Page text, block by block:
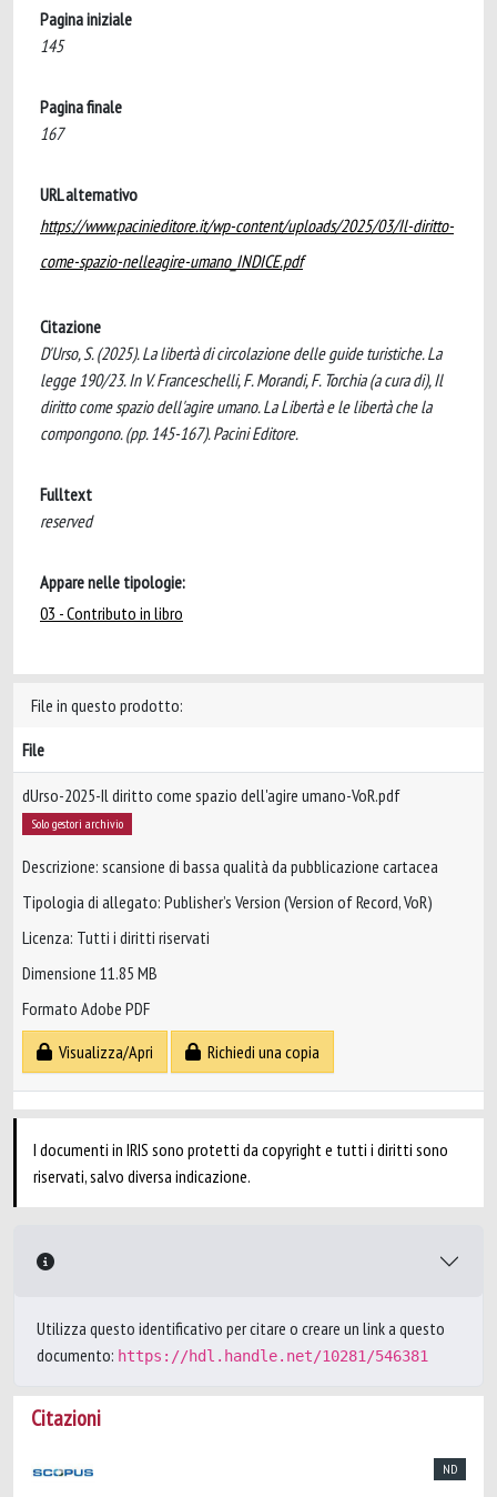
Pagina iniziale
145
Pagina finale
167
URL alternativo
https://www.pacinieditore.it/wp-content/uploads/2025/03/Il-diritto-
come-spazio-nelleagire-umano_INDICE.pdf
Citazione
D'Urso, S. (2025). La libertà di circolazione delle guide turistiche. La
legge 190/23. In V. Franceschelli, F. Morandi, F. Torchia (a cura di), Il
diritto come spazio dell'agire umano. La Libertà e le libertà che la
compongono. (pp. 145-167). Pacini Editore.
Fulltext
reserved
Appare nelle tipologie:
03 - Contributo in libro
File in questo prodotto:
File
dUrso-2025-Il diritto come spazio dell'agire umano-VoR.pdf
Solo gestori archivio
Descrizione: scansione di bassa qualità da pubblicazione cartacea
Tipologia di allegato: Publisher’s Version (Version of Record, VoR)
Licenza: Tutti i diritti riservati
Dimensione 11.85 MB
Formato Adobe PDF
Visualizza/Apri
Richiedi una copia
I documenti in IRIS sono protetti da copyright e tutti i diritti sono
riservati, salvo diversa indicazione.
Utilizza questo identificativo per citare o creare un link a questo
documento: https://hdl.handle.net/10281/546381
Citazioni
ND